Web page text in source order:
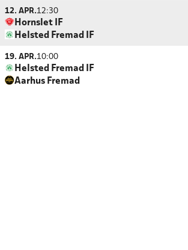
12. APR.12:30
Hornslet IF
Helsted Fremad IF
19. APR.10:00
Helsted Fremad IF
Aarhus Fremad